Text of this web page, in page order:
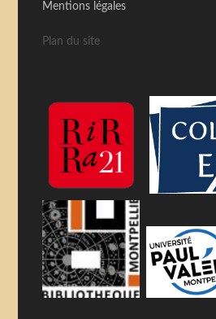
Mentions légales
Plan du site